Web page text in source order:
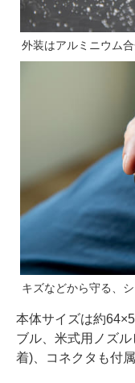
外装はアルミニウム
キズなどから守る、
本体サイズは約
ブル、米式用ノズ
着)、コネクタも付属